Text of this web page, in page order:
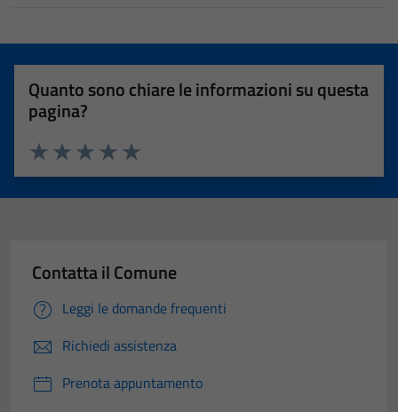
Quanto sono chiare le informazioni su questa
pagina?
Valuta 5 stelle su 5
Valuta 4 stelle su 5
Valuta 3 stelle su 5
Valuta 2 stelle su 5
Valuta 1 stelle su 5
Contatta il Comune
Leggi le domande frequenti
Richiedi assistenza
Prenota appuntamento